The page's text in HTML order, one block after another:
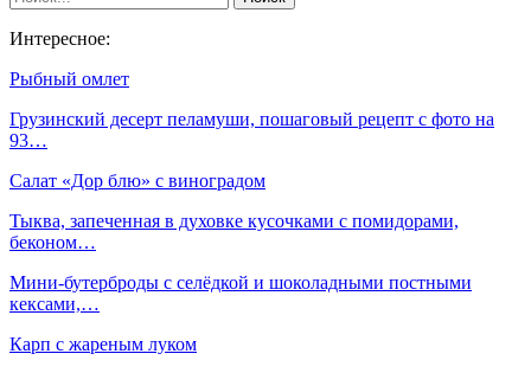
Интересное:
Рыбный омлет
Грузинский десерт пеламуши, пошаговый рецепт с фото на
93…
Салат «Дор блю» с виноградом
Тыква, запеченная в духовке кусочками с помидорами,
беконом…
Мини-бутерброды с селёдкой и шоколадными постными
кексами,…
Карп с жареным луком